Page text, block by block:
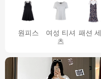
원피스
여성 티셔
츠
패션